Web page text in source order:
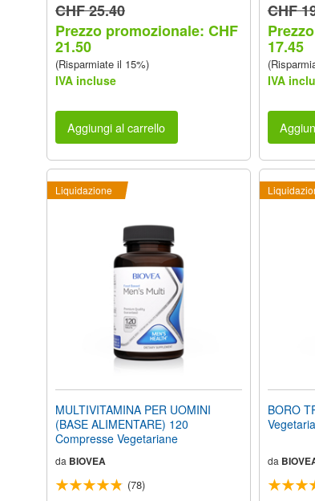
CHF 25.40
Prezzo promozionale: CHF
21.50
(Risparmiate il 15%)
IVA incluse
Aggiungi al carrello
CHF
17.45
IVA
Liquidazione
MULTIVITAMINA PER UOMINI
(BASE ALIMENTARE) 120
Compresse Vegetariane
da BIOVEA
(78)
BORO
da